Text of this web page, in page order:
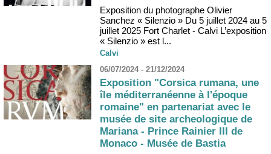
Exposition du photographe Olivier
Sanchez « Silenzio » Du 5 juillet 2024 au 5
juillet 2025 Fort Charlet - Calvi L’exposition
« Silenzio » est l...
Calvi
06/07/2024 - 21/12/2024
Exposition "Corsica rumana, une
île méditerranéenne à l'époque
romaine" en partenariat avec le
musée de site archeologique de
Mariana - Prince Rainier III de
Monaco - Musée de Bastia